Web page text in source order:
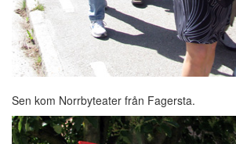
Sen kom Norrbyteater från Fagersta.